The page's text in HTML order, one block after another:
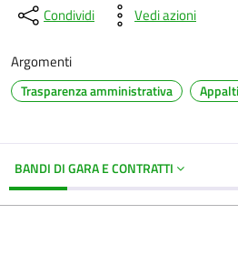
Condividi Vedi azioni
Argomenti
Trasparenza amministrativa
BANDI DI GARA E CONTRATTI